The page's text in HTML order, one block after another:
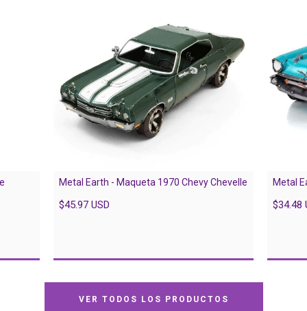
Metal Earth - Maqueta 1970 Chevy Chevelle
$45.97 USD
Metal
$34.48
VER TODOS LOS PRODUCTOS